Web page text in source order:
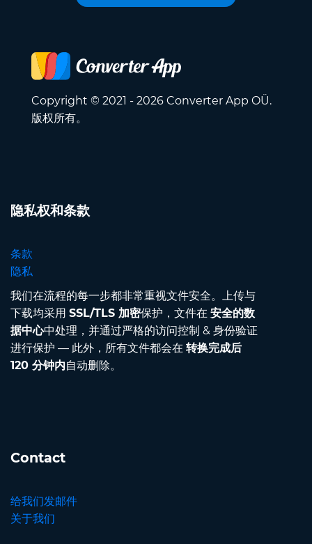
Copyright © 2021 - 2026 Converter App OÜ.
版权所有。
隐私权和条款
条款
隐私
我们在流程的每一步都非常重视文件安全。上传与
下载均采用 SSL/TLS 加密保护，文件在 安全的数
据中心中处理，并通过严格的访问控制 & 身份验证
进行保护 — 此外，所有文件都会在 转换完成后
120 分钟内自动删除。
Contact
给我们发邮件
关于我们